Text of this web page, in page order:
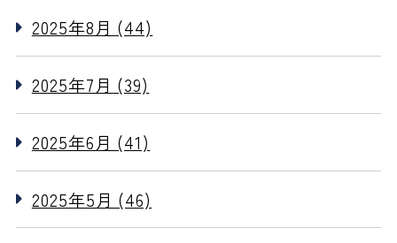
2025年8月 (44)
2025年7月 (39)
2025年6月 (41)
2025年5月 (46)